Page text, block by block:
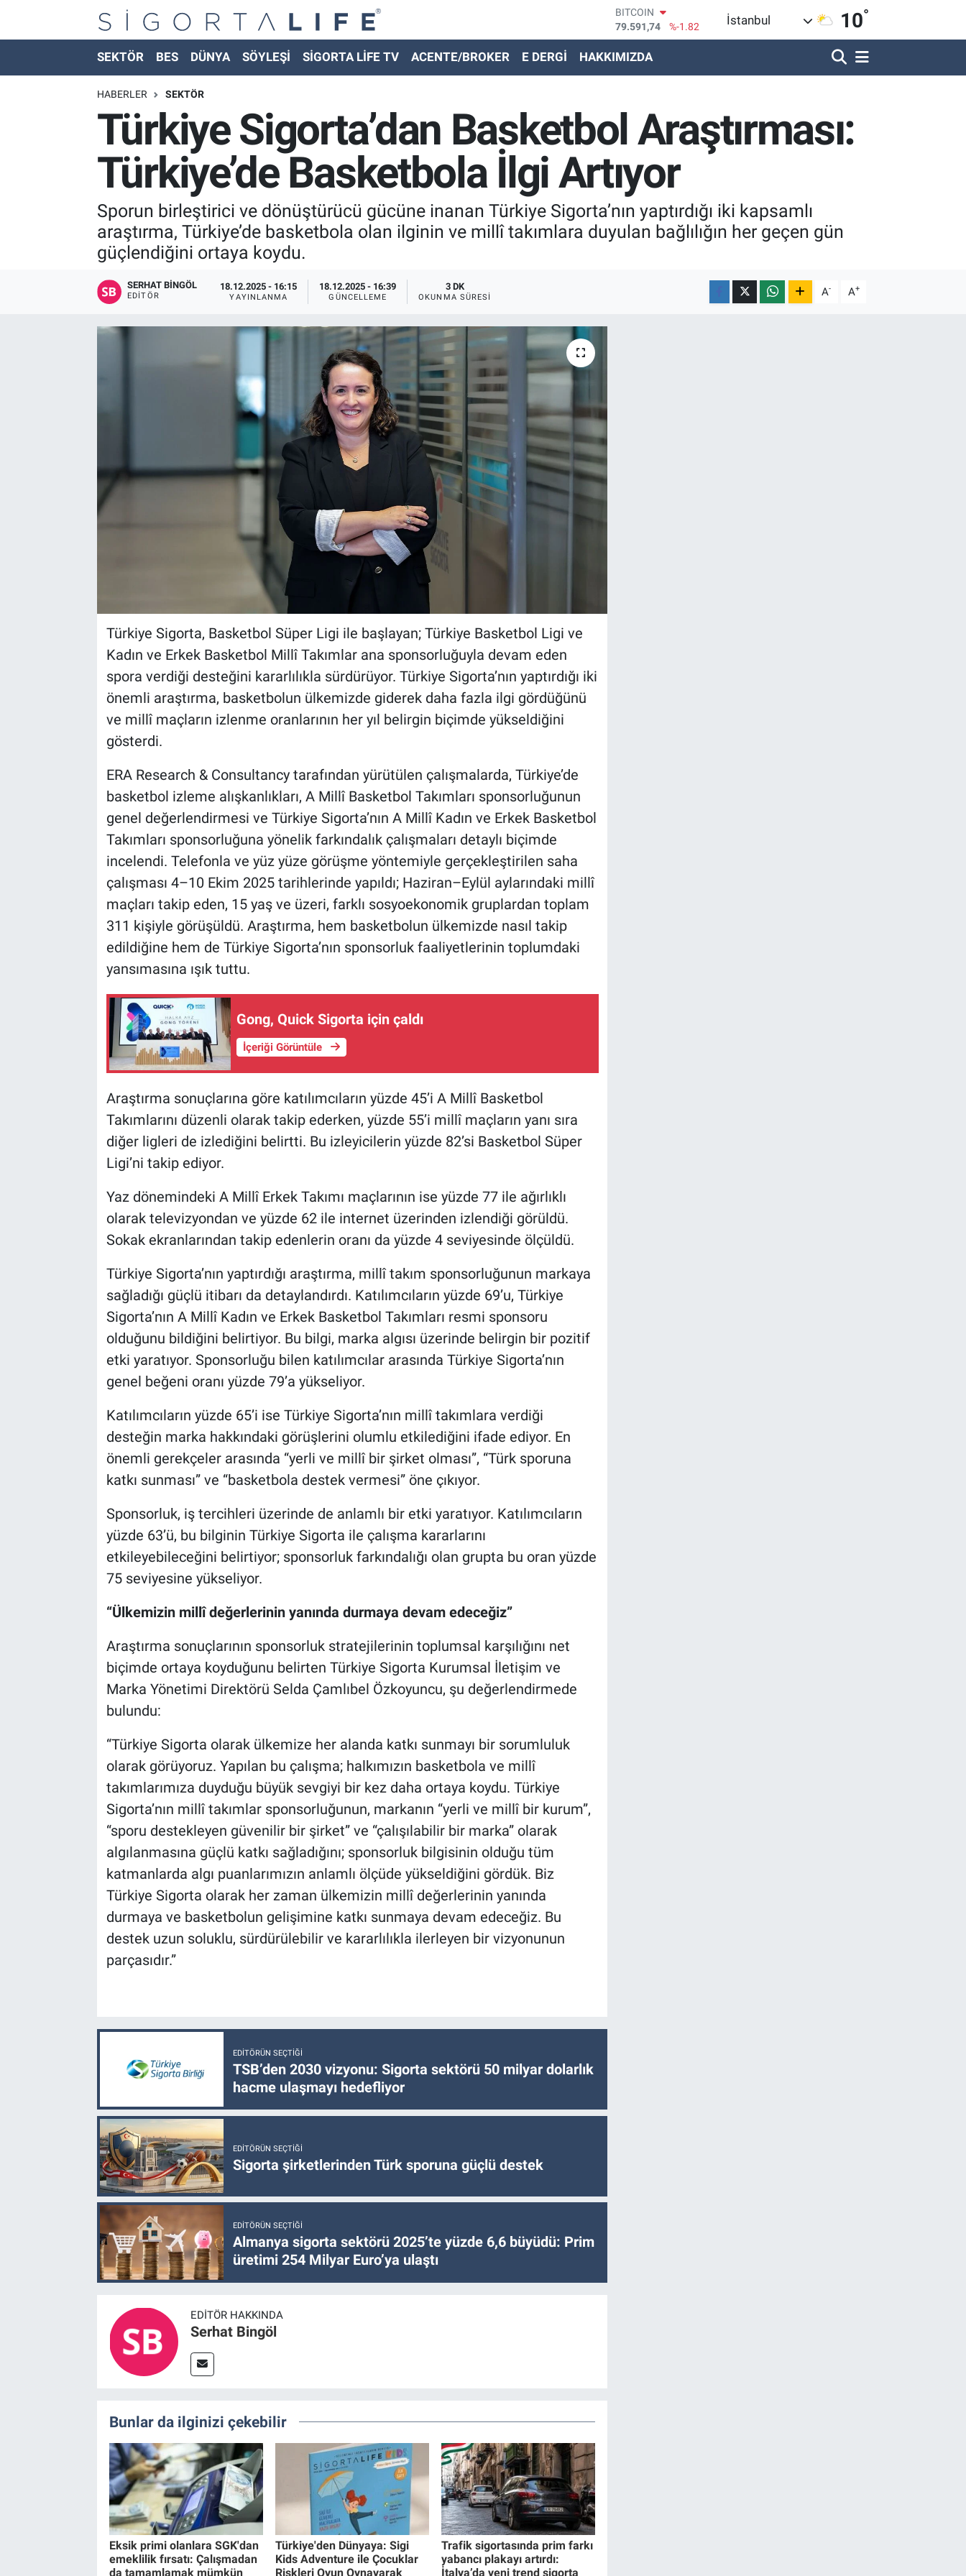
79.591,74
DOLAR
EURO
53,38690 %0.19
G.ALTIN
6862,09000
%0.19
14.598,00
%0
İstanbul 10°
SEKTÖR BES DÜNYA SÖYLEŞİ SİGORTA LİFE TV ACENTE/BROKER E DERGİ HAKKIMIZDA
HABERLER SEKTÖR
Türkiye Sigorta’dan Basketbol Araştırması:
Türkiye’de Basketbola İlgi Artıyor
Sporun birleştirici ve dönüştürücü gücüne inanan Türkiye Sigorta’nın yaptırdığı iki kapsamlı
araştırma, Türkiye’de basketbola olan ilginin ve millî takımlara duyulan bağlılığın her geçen gün
güçlendiğini ortaya koydu.
SERHAT BINGÖL
EDITÖR
18.12.2025 - 16:15
YAYINLANMA
18.12.2025 - 16:39
GÜNCELLEME
3 DK
OKUNMA SÜRESI A- A+
Türkiye Sigorta, Basketbol Süper Ligi ile başlayan; Türkiye Basketbol Ligi ve
Kadın ve Erkek Basketbol Millî Takımlar ana sponsorluğuyla devam eden
spora verdiği desteğini kararlılıkla sürdürüyor. Türkiye Sigorta’nın yaptırdığı iki
önemli araştırma, basketbolun ülkemizde giderek daha fazla ilgi gördüğünü
ve millî maçların izlenme oranlarının her yıl belirgin biçimde yükseldiğini
gösterdi.
ERA Research & Consultancy tarafından yürütülen çalışmalarda, Türkiye’de
basketbol izleme alışkanlıkları, A Millî Basketbol Takımları sponsorluğunun
genel değerlendirmesi ve Türkiye Sigorta’nın A Millî Kadın ve Erkek Basketbol
Takımları sponsorluğuna yönelik farkındalık çalışmaları detaylı biçimde
incelendi. Telefonla ve yüz yüze görüşme yöntemiyle gerçekleştirilen saha
çalışması 4–10 Ekim 2025 tarihlerinde yapıldı; Haziran–Eylül aylarındaki millî
maçları takip eden, 15 yaş ve üzeri, farklı sosyoekonomik gruplardan toplam
311 kişiyle görüşüldü. Araştırma, hem basketbolun ülkemizde nasıl takip
edildiğine hem de Türkiye Sigorta’nın sponsorluk faaliyetlerinin toplumdaki
yansımasına ışık tuttu.
Gong, Quick Sigorta için çaldı
İçeriği Görüntüle
Araştırma sonuçlarına göre katılımcıların yüzde 45’i A Millî Basketbol
Takımlarını düzenli olarak takip ederken, yüzde 55’i millî maçların yanı sıra
diğer ligleri de izlediğini belirtti. Bu izleyicilerin yüzde 82’si Basketbol Süper
Ligi’ni takip ediyor.
Yaz dönemindeki A Millî Erkek Takımı maçlarının ise yüzde 77 ile ağırlıklı
olarak televizyondan ve yüzde 62 ile internet üzerinden izlendiği görüldü.
Sokak ekranlarından takip edenlerin oranı da yüzde 4 seviyesinde ölçüldü.
Türkiye Sigorta’nın yaptırdığı araştırma, millî takım sponsorluğunun markaya
sağladığı güçlü itibarı da detaylandırdı. Katılımcıların yüzde 69’u, Türkiye
Sigorta’nın A Millî Kadın ve Erkek Basketbol Takımları resmi sponsoru
olduğunu bildiğini belirtiyor. Bu bilgi, marka algısı üzerinde belirgin bir pozitif
etki yaratıyor. Sponsorluğu bilen katılımcılar arasında Türkiye Sigorta’nın
genel beğeni oranı yüzde 79’a yükseliyor.
Katılımcıların yüzde 65’i ise Türkiye Sigorta’nın millî takımlara verdiği
desteğin marka hakkındaki görüşlerini olumlu etkilediğini ifade ediyor. En
önemli gerekçeler arasında “yerli ve millî bir şirket olması”, “Türk sporuna
katkı sunması” ve “basketbola destek vermesi” öne çıkıyor.
Sponsorluk, iş tercihleri üzerinde de anlamlı bir etki yaratıyor. Katılımcıların
yüzde 63’ü, bu bilginin Türkiye Sigorta ile çalışma kararlarını
etkileyebileceğini belirtiyor; sponsorluk farkındalığı olan grupta bu oran yüzde
75 seviyesine yükseliyor.
“Ülkemizin millî değerlerinin yanında durmaya devam edeceğiz”
Araştırma sonuçlarının sponsorluk stratejilerinin toplumsal karşılığını net
biçimde ortaya koyduğunu belirten Türkiye Sigorta Kurumsal İletişim ve
Marka Yönetimi Direktörü Selda Çamlıbel Özkoyuncu, şu değerlendirmede
bulundu:
“Türkiye Sigorta olarak ülkemize her alanda katkı sunmayı bir sorumluluk
olarak görüyoruz. Yapılan bu çalışma; halkımızın basketbola ve millî
takımlarımıza duyduğu büyük sevgiyi bir kez daha ortaya koydu. Türkiye
Sigorta’nın millî takımlar sponsorluğunun, markanın “yerli ve millî bir kurum”,
“sporu destekleyen güvenilir bir şirket” ve “çalışılabilir bir marka” olarak
algılanmasına güçlü katkı sağladığını; sponsorluk bilgisinin olduğu tüm
katmanlarda algı puanlarımızın anlamlı ölçüde yükseldiğini gördük. Biz
Türkiye Sigorta olarak her zaman ülkemizin millî değerlerinin yanında
durmaya ve basketbolun gelişimine katkı sunmaya devam edeceğiz. Bu
destek uzun soluklu, sürdürülebilir ve kararlılıkla ilerleyen bir vizyonunun
parçasıdır.”
EDITÖRÜN SEÇTIĞI
TSB’den 2030 vizyonu: Sigorta sektörü 50 milyar dolarlık
hacme ulaşmayı hedefliyor
EDITÖRÜN SEÇTIĞI
Sigorta şirketlerinden Türk sporuna güçlü destek
EDITÖRÜN SEÇTIĞI
Almanya sigorta sektörü 2025’te yüzde 6,6 büyüdü: Prim
üretimi 254 Milyar Euro’ya ulaştı
EDITÖR HAKKINDA
Serhat Bingöl
Bunlar da ilginizi çekebilir
Eksik primi olanlara SGK'dan
emeklilik fırsatı: Çalışmadan
da tamamlamak mümkün
Türkiye'den Dünyaya: Sigi
Kids Adventure ile Çocuklar
Riskleri Oyun Oynayarak
Trafik sigortasında prim farkı
yabancı plakayı artırdı:
İtalya’da yeni trend sigorta
Nöbetçi Eczaneler
Hava Durumu
Trafik Durumu
Süper Lig Puan Durumu ve Fikstür
Tüm Manşetler